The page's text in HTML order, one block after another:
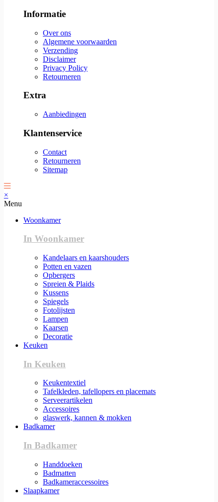
Informatie
Over ons
Algemene voorwaarden
Verzending
Disclaimer
Privacy Policy
Retourneren
Extra
Aanbiedingen
Klantenservice
Contact
Retourneren
Sitemap
×
Menu
Woonkamer
In Woonkamer
Kandelaars en kaarshouders
Potten en vazen
Opbergers
Spreien & Plaids
Kussens
Spiegels
Fotolijsten
Lampen
Kaarsen
Decoratie
Keuken
In Keuken
Keukentextiel
Tafelkleden, tafellopers en placemats
Serveerartikelen
Accessoires
glaswerk, kannen & mokken
Badkamer
In Badkamer
Handdoeken
Badmatten
Badkameraccessoires
Slaapkamer